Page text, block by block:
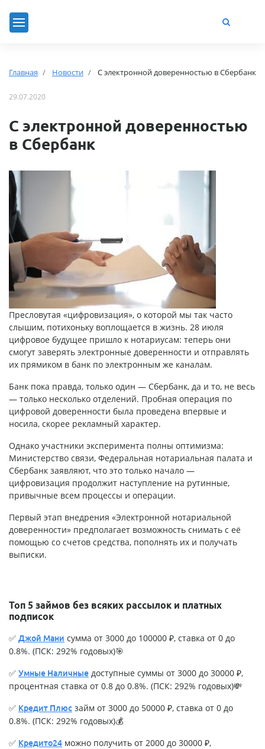
Главная Новости С электронной доверенностью в Сбербанк
29.07.2020
С электронной доверенностью
в Сбербанк
Пресловутая «цифровизация», о которой мы так часто
слышим, потихоньку воплощается в жизнь. 28 июля
цифровое будущее пришло к нотариусам: теперь они
смогут заверять электронные доверенности и отправлять
их прямиком в банк по электронным же каналам.
Банк пока правда, только один — Сбербанк, да и то, не весь
— только несколько отделений. Пробная операция по
цифровой доверенности была проведена впервые и
носила, скорее рекламный характер.
Однако участники эксперимента полны оптимизма:
Министерство связи, Федеральная нотариальная палата и
Сбербанк заявляют, что это только начало —
цифровизация продолжит наступление на рутинные,
привычные всем процессы и операции.
Первый этап внедрения «Электронной нотариальной
доверенности» предполагает возможность снимать с её
помощью со счетов средства, пополнять их и получать
выписки.
Топ 5 займов без всяких рассылок и платных
подписок
✅ Джой Мани сумма от 3000 до 100000 ₽, ставка от 0 до
0.8%. (ПСК: 292% годовых)🎯
✅ Умные Наличные доступные суммы от 3000 до 30000 ₽,
процентная ставка от 0.8 до 0.8%. (ПСК: 292% годовых)💸
✅ Кредит Плюс займ от 3000 до 50000 ₽, ставка от 0 до
0.8%. (ПСК: 292% годовых)💰
✅ Кредито24 можно получить от 2000 до 30000 ₽,